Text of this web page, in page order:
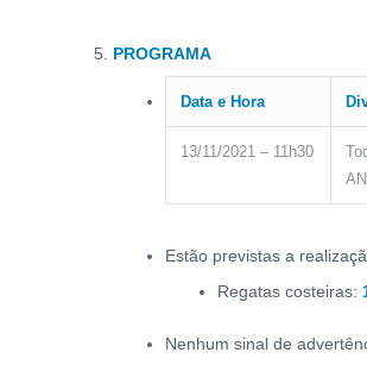
PROGRAMA
Data e Hora
13/11/2021 – 11h30
Estão previstas a
Regatas costeiras:
Nenhum sinal de